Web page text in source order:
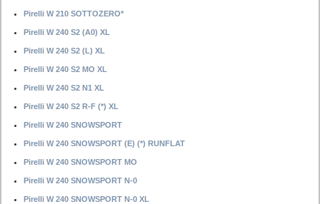
Pirelli W 210 SOTTOZERO*
Pirelli W 240 S2 (A0) XL
Pirelli W 240 S2 (L) XL
Pirelli W 240 S2 MO XL
Pirelli W 240 S2 N1 XL
Pirelli W 240 S2 R-F (*) XL
Pirelli W 240 SNOWSPORT
Pirelli W 240 SNOWSPORT (E) (*) RUNFLAT
Pirelli W 240 SNOWSPORT MO
Pirelli W 240 SNOWSPORT N-0
Pirelli W 240 SNOWSPORT N-0 XL